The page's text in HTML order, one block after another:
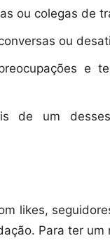
ou colegas de
ou
e
de um
likes,
Para ter